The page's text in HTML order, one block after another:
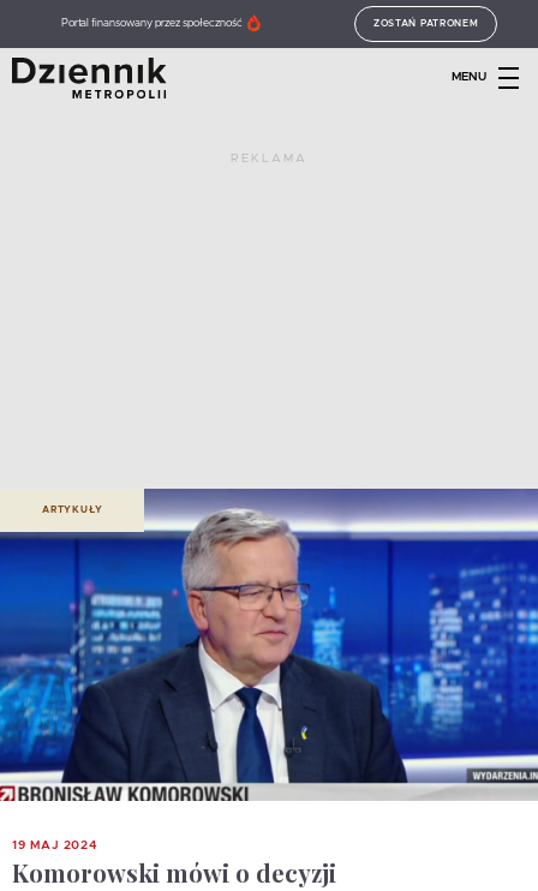
Portal finansowany przez społeczność ZOSTAŃ PATRONEM
MENU
REKLAMA
ARTYKUŁY
19 MAJ 2024
Komorowski mówi o decyzji